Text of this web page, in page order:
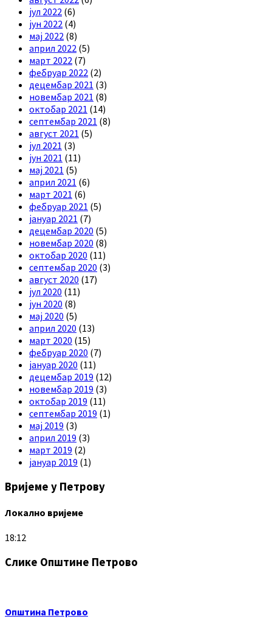
јул 2022 (6)
јун 2022 (4)
мај 2022 (8)
април 2022 (5)
март 2022 (7)
фебруар 2022 (2)
децембар 2021 (3)
новембар 2021 (8)
октобар 2021 (14)
септембар 2021 (8)
август 2021 (5)
јул 2021 (3)
јун 2021 (11)
мај 2021 (5)
април 2021 (6)
март 2021 (6)
фебруар 2021 (5)
јануар 2021 (7)
децембар 2020 (5)
новембар 2020 (8)
октобар 2020 (11)
септембар 2020 (3)
август 2020 (17)
јул 2020 (11)
јун 2020 (8)
мај 2020 (5)
април 2020 (13)
март 2020 (15)
фебруар 2020 (7)
јануар 2020 (11)
децембар 2019 (12)
новембар 2019 (3)
октобар 2019 (11)
септембар 2019 (1)
мај 2019 (3)
април 2019 (3)
март 2019 (2)
јануар 2019 (1)
Вријеме у Петрову
Локално вријеме
18:12
Слике Општине Петрово
Општина Петрово